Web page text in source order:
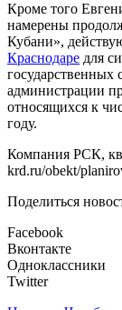
Кроме того
намерены
Кубани»,
Краснодаре для
администрации
относящихся к
году.
Компания РСК,
krd.ru/obekt/
Поделиться
Facebook
Вконтакте
Одноклассники
Twitter